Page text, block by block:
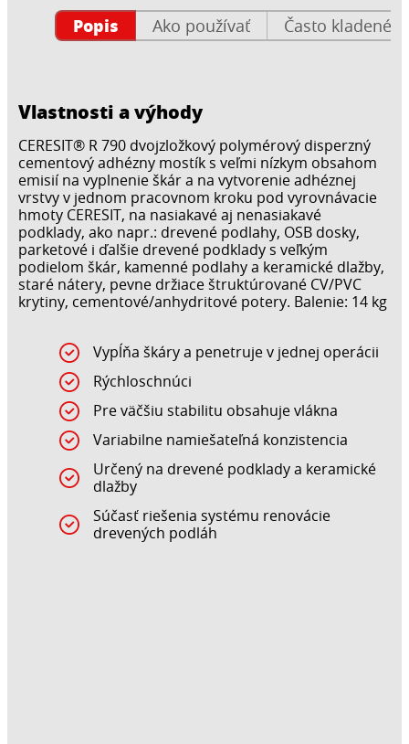
Popis Ako používať Často kladené
Vlastnosti a výhody
CERESIT® R 790 dvojzložkový polymérový disperzný
cementový adhézny mostík s veľmi nízkym obsahom
emisií na vyplnenie škár a na vytvorenie adhéznej
vrstvy v jednom pracovnom kroku pod vyrovnávacie
hmoty CERESIT, na nasiakavé aj nenasiakavé
podklady, ako napr.: drevené podlahy, OSB dosky,
parketové i ďalšie drevené podklady s veľkým
podielom škár, kamenné podlahy a keramické dlažby,
staré nátery, pevne držiace štruktúrované CV/PVC
krytiny, cementové/anhydritové potery. Balenie: 14 kg
Vypĺňa škáry a penetruje v jednej operácii
Rýchloschnúci
Pre väčšiu stabilitu obsahuje vlákna
Variabilne namiešateľná konzistencia
Určený na drevené podklady a keramické
dlažby
Súčasť riešenia systému renovácie
drevených podláh